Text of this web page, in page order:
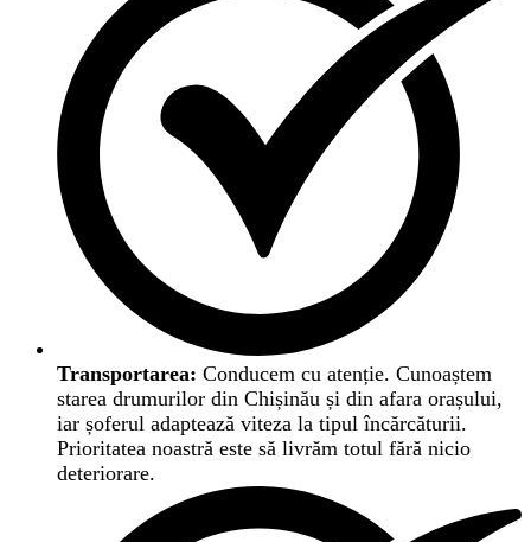
Transportarea: Conducem cu atenție. Cunoaștem
starea drumurilor din Chișinău și din afara orașului,
iar șoferul adaptează viteza la tipul încărcăturii.
Prioritatea noastră este să livrăm totul fără nicio
deteriorare.